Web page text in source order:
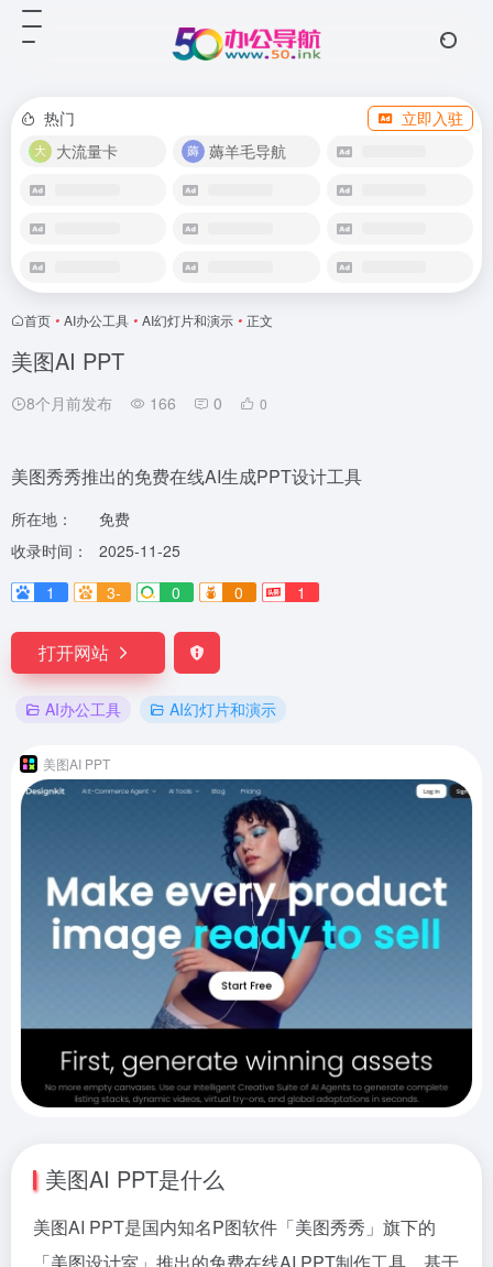
热门
立即入驻
大流量卡
薅羊毛导航
首页 • AI办公工具 • AI幻灯片和演示 • 正文
美图AI PPT
8个月前发布 166 0 0
美图秀秀推出的免费在线AI生成PPT设计工具
所在地：
免费
收录时间：
2025-11-25
1
3- 0 0 1
打开网站
AI办公工具 AI幻灯片和演示
美图AI PPT
美图AI PPT是什么
美图AI PPT是国内知名P图软件「美图秀秀」旗下的